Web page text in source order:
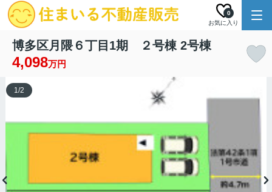
お気に入り
0
博多区月隈６丁目1期 ２号棟 2号棟
4,098万円
1/2